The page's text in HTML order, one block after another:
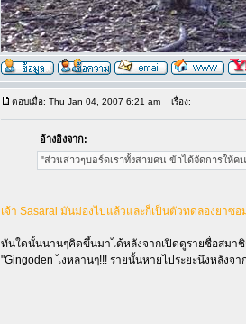
ตอบเมื่อ: Thu Jan 04, 2007 6:21 am เรื่อง:
อ้างอิงจาก:
"ส่วนสาวๆบอร์ดเราทั้งสามคน ข้าได้จัดการให้ค
เจ้า Sasarai มันม่องไปแล้วและก็เป็นตัวทดลองยาซ
ทันใดนั้นนานๆคิดขึ้นมาได้หลังจากเปิดดูรายชื่อสมา
"Gingoden ไงหลานๆ!!! รายนั้นหายไประยะนึงหลังจ